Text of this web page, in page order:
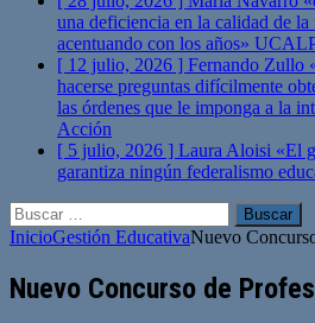
una deficiencia en la calidad de la
acentuando con los años»
[ 12 julio, 2026 ] Fernando Zullo
hacerse preguntas difícilmente
las órdenes que le imponga a la
Acción
[ 5 julio, 2026 ] Laura Aloisi «El
garantiza ningún federalismo
Buscar:
InicioGestión EducativaNuevo
Nuevo Concurso de